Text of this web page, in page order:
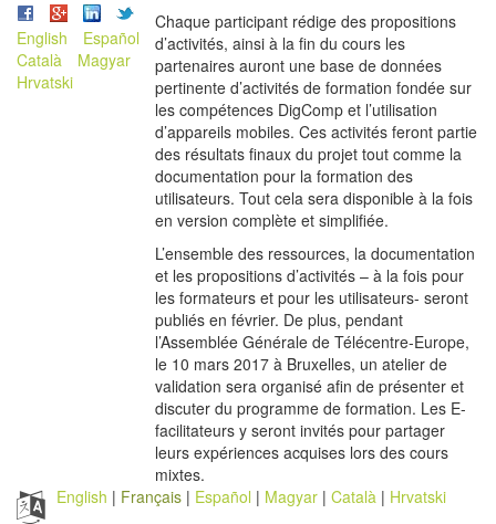
English
Español
Català
Magyar
Hrvatski
Chaque participant rédige des propositions
d’activités, ainsi à la fin du cours les
partenaires auront une base de données
pertinente d’activités de formation fondée sur
les compétences DigComp et l’utilisation
d’appareils mobiles. Ces activités feront partie
des résultats finaux du projet tout comme la
documentation pour la formation des
utilisateurs. Tout cela sera disponible à la fois
en version complète et simplifiée.
L’ensemble des ressources, la documentation
et les propositions d’activités – à la fois pour
les formateurs et pour les utilisateurs- seront
publiés en février. De plus, pendant
l’Assemblée Générale de Télécentre-Europe,
le 10 mars 2017 à Bruxelles, un atelier de
validation sera organisé afin de présenter et
discuter du programme de formation. Les E-
facilitateurs y seront invités pour partager
leurs expériences acquises lors des cours
mixtes.
English
Français Español Magyar Català Hrvatski